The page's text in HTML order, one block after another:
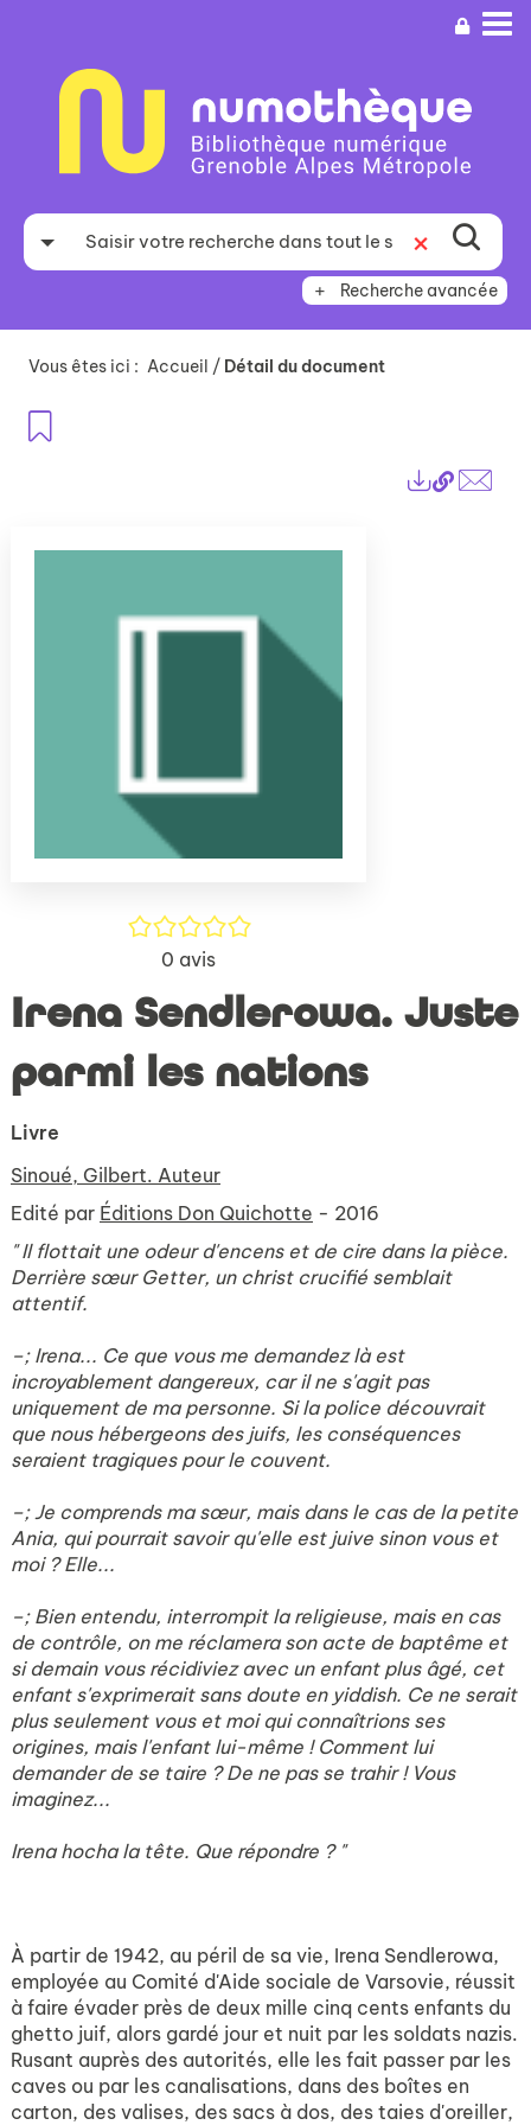
recherche
Recherche avancée
Vous êtes ici : Accueil / Détail du document
Lien
/5
0 avis
Irena Sendlerowa. Juste
parmi les nations
Livre
Sinoué, Gilbert. Auteur
Edité par Éditions Don Quichotte - 2016
" Il flottait une odeur d'encens et de cire dans la pièce.
Derrière sœur Getter, un christ crucifié semblait
attentif.
–; Irena... Ce que vous me demandez là est
incroyablement dangereux, car il ne s'agit pas
uniquement de ma personne. Si la police découvrait
que nous hébergeons des juifs, les conséquences
seraient tragiques pour le couvent.
–; Je comprends ma sœur, mais dans le cas de la petite
Ania, qui pourrait savoir qu'elle est juive sinon vous et
moi ? Elle...
–; Bien entendu, interrompit la religieuse, mais en cas
de contrôle, on me réclamera son acte de baptême et
si demain vous récidiviez avec un enfant plus âgé, cet
enfant s'exprimerait sans doute en yiddish. Ce ne serait
plus seulement vous et moi qui connaîtrions ses
origines, mais l'enfant lui-même ! Comment lui
demander de se taire ? De ne pas se trahir ! Vous
imaginez...
Irena hocha la tête. Que répondre ? "
À partir de 1942, au péril de sa vie, Irena Sendlerowa,
employée au Comité d'Aide sociale de Varsovie, réussit
à faire évader près de deux mille cinq cents enfants du
ghetto juif, alors gardé jour et nuit par les soldats nazis.
Rusant auprès des autorités, elle les fait passer par les
caves ou par les canalisations, dans des boîtes en
carton, des valises, des sacs à dos, des taies d'oreiller,